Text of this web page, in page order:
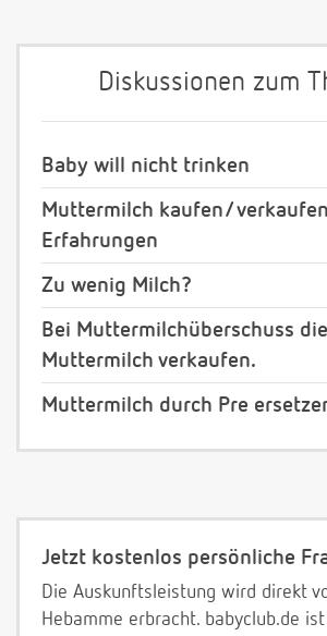
Diskussionen zum
Baby will nicht trinken
Muttermilch kaufen/
Erfahrungen
Zu wenig Milch?
Bei Muttermilchüberschuss die
Muttermilch verkaufen.
Muttermilch durch Pre
Jetzt kostenlos persönliche
Die Auskunftsleistung wird direkt
Hebamme erbracht. babyclub.de